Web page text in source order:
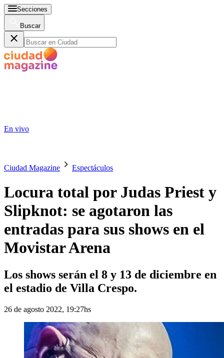
Secciones
Buscar
En vivo
Ciudad Magazine Espectáculos
Locura total por Judas Priest y
Slipknot: se agotaron las
entradas para sus shows en el
Movistar Arena
Los shows serán el 8 y 13 de diciembre en
el estadio de Villa Crespo.
26 de agosto 2022, 19:27hs